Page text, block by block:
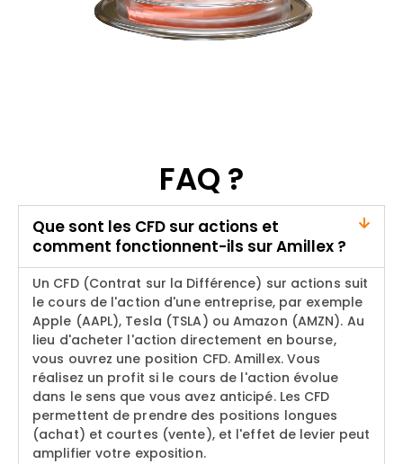
FAQ ?
Que sont les CFD sur actions et
comment fonctionnent-ils sur Amillex ?
Un CFD (Contrat sur la Différence) sur actions suit
le cours de l'action d'une entreprise, par exemple
Apple (AAPL), Tesla (TSLA) ou Amazon (AMZN). Au
lieu d'acheter l'action directement en bourse,
vous ouvrez une position CFD.Amillex. Vous
réalisez un profit si le cours de l'action évolue
dans le sens que vous avez anticipé. Les CFD
permettent de prendre des positions longues
(achat) et courtes (vente), et l'effet de levier peut
amplifier votre exposition.